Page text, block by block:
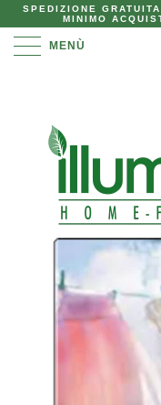
SPEDIZIONE
MINIMO
MENÙ